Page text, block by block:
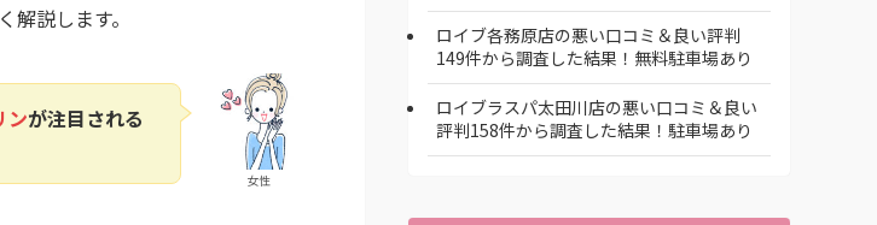
説します。
女性
ンが注目される
ロイブ各務原店の悪い口コミ＆良い評判
149件から調査した結果！無料駐車場あり
ロイブラスパ太田川店の悪い口コミ＆良い
評判158件から調査した結果！駐車場あり